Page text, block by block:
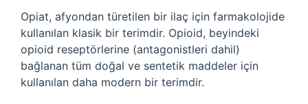
Opiat, afyondan türetilen bir ilaç için farmakolojide
kullanılan klasik bir terimdir. Opioid, beyindeki
opioid reseptörlerine (antagonistleri dahil)
bağlanan tüm doğal ve sentetik maddeler için
kullanılan daha modern bir terimdir.